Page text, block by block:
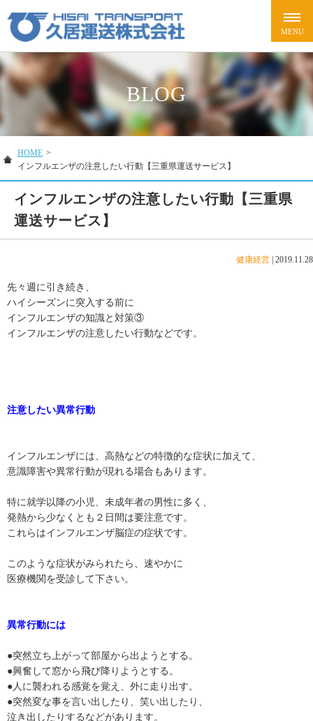
BLOG
HOME >
インフルエンザの注意したい行動【三重県運送サービス】
インフルエンザの注意したい行動【三重県
運送サービス】
健康経営 2019.11.28
先々週に引き続き、
ハイシーズンに突入する前に
インフルエンザの知識と対策③
インフルエンザの注意したい行動などです。
注意したい異常行動
インフルエンザには、高熱などの特徴的な症状に加えて、
意識障害や異常行動が現れる場合もあります。
特に就学以降の小児、未成年者の男性に多く、
発熱から少なくとも２日間は要注意です。
これらはインフルエンザ脳症の症状です。
このような症状がみられたら、速やかに
医療機関を受診して下さい。
異常行動には
●突然立ち上がって部屋から出ようとする。
●興奮して窓から飛び降りようとする。
●人に襲われる感覚を覚え、外に走り出す。
●突然変な事を言い出したり、笑い出したり、
泣き出したりするなどがあります。